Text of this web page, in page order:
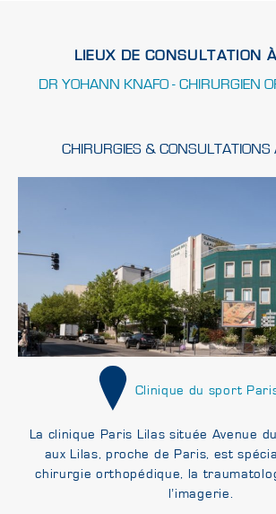
LIEUX DE CONSULTATION
DR YOHANN KNAFO - CHIRURGIEN
CHIRURGIES & CONSULTATIONS
Clinique du sport
La clinique Paris Lilas située Avenue
aux Lilas, proche de Paris, est
chirurgie orthopédique, la
l’imagerie.